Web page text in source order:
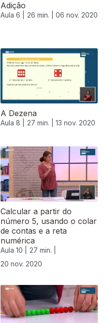
Adição
Aula 6 | 26 min. | 06 nov. 2020
A Dezena
Aula 8 | 27 min. | 13 nov. 2020
Calcular a partir do
número 5, usando o colar
de contas e a reta
numérica
Aula 10 |
27 min. |
20 nov. 2020